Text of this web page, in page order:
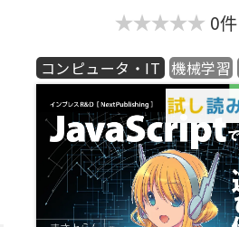
0件
コンピュータ・IT 機械学習